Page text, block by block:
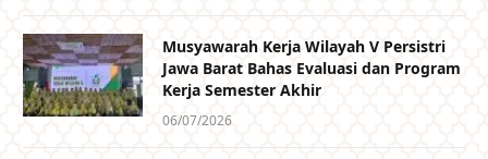
Musyawarah Kerja Wilayah V Persistri
Jawa Barat Bahas Evaluasi dan Program
Kerja Semester Akhir
06/07/2026